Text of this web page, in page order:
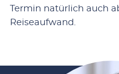
Termin natürlich auch
Reiseaufwand.